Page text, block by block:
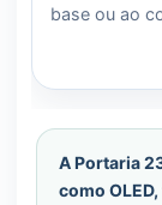
base ou ao
A Portaria
como